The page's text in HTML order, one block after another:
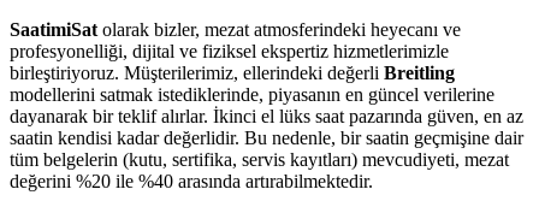
SaatimiSat olarak bizler, mezat atmosferindeki heyecanı ve
profesyonelliği, dijital ve fiziksel ekspertiz hizmetlerimizle
birleştiriyoruz. Müşterilerimiz, ellerindeki değerli Breitling
modellerini satmak istediklerinde, piyasanın en güncel verilerine
dayanarak bir teklif alırlar. İkinci el lüks saat pazarında güven, en az
saatin kendisi kadar değerlidir. Bu nedenle, bir saatin geçmişine dair
tüm belgelerin (kutu, sertifika, servis kayıtları) mevcudiyeti, mezat
değerini %20 ile %40 arasında artırabilmektedir.